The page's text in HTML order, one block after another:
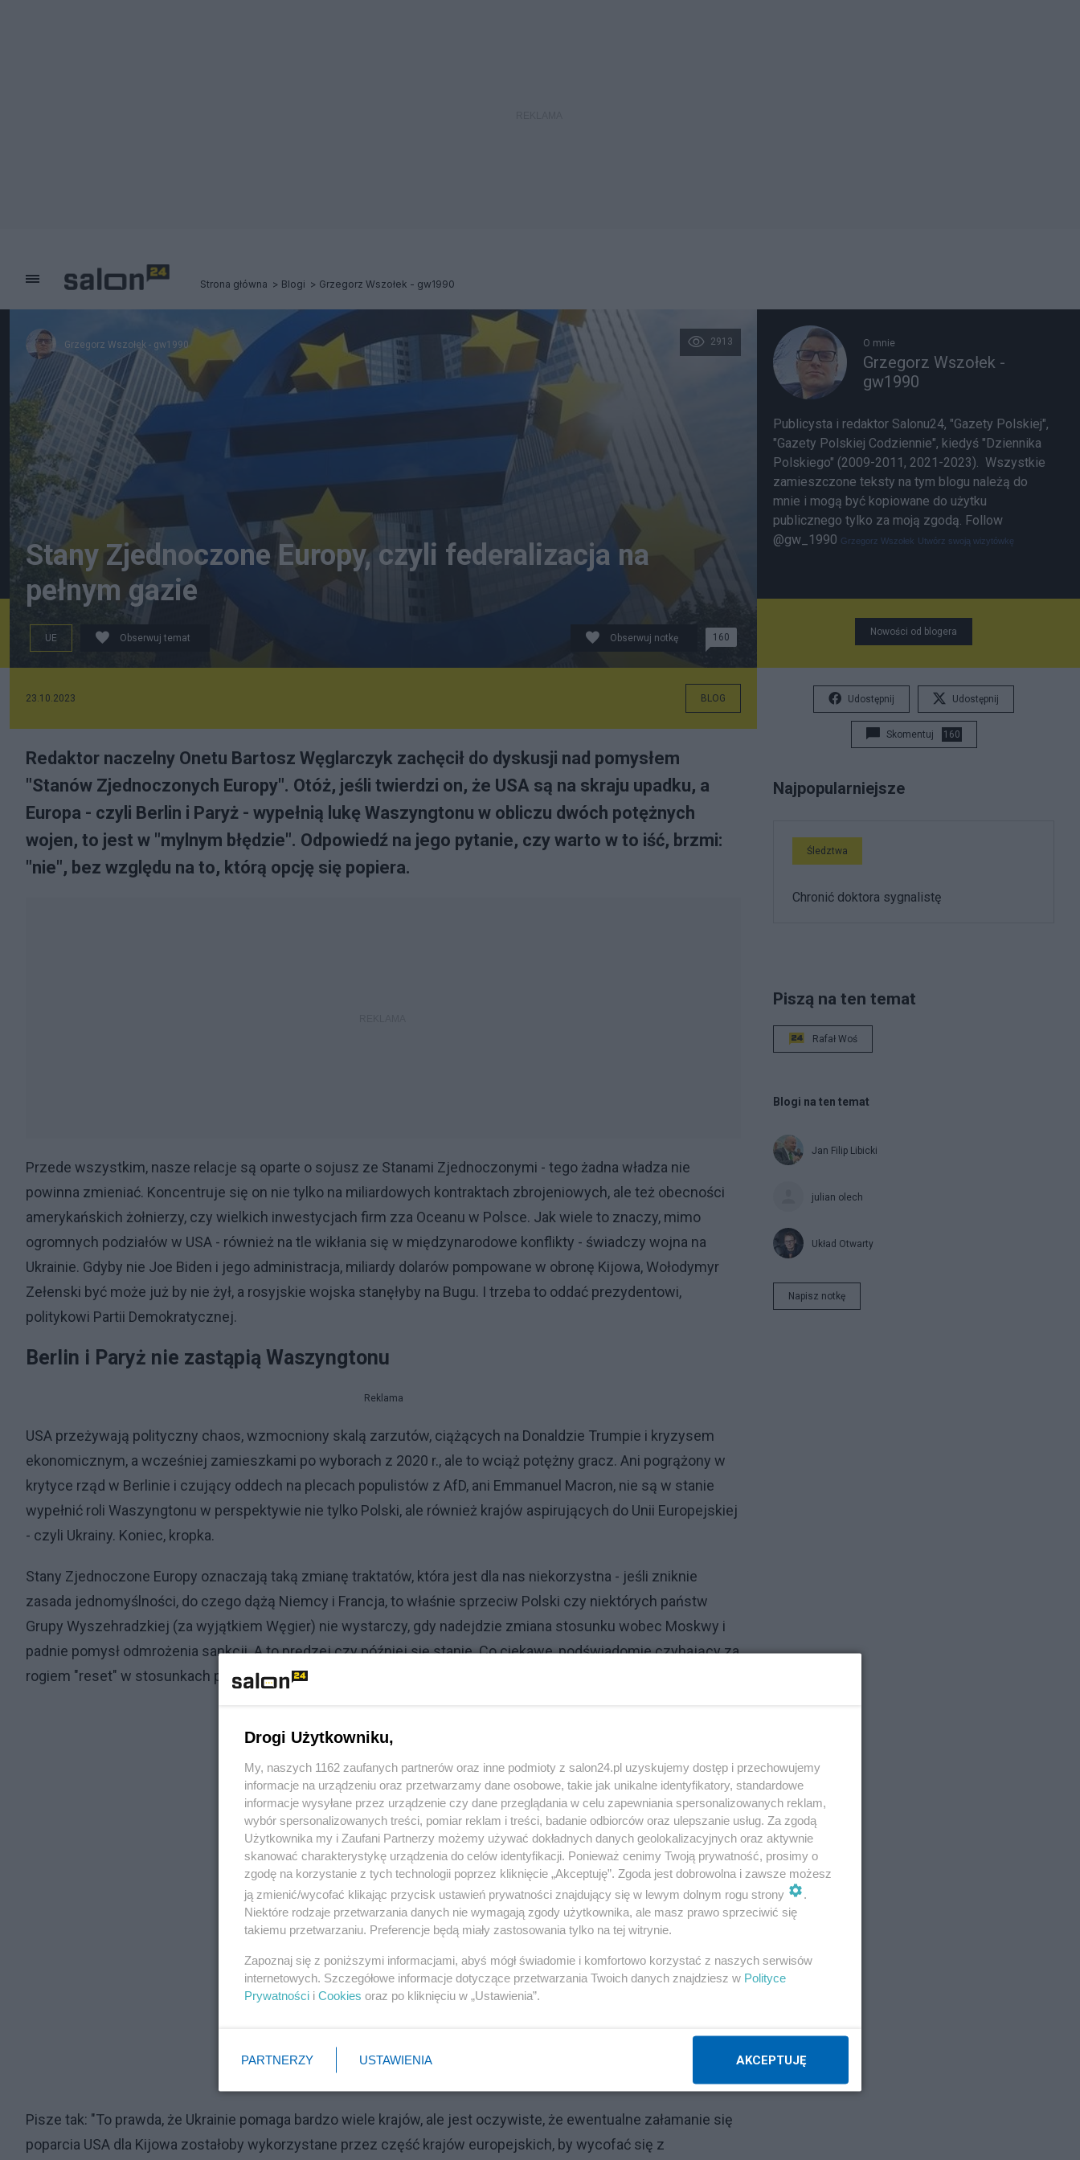
Strona główna Blogi Grzegorz Wszołek - gw1990
Grzegorz Wszołek - gw1990 2913
Stany Zjednoczone Europy, czyli federalizacja na
pełnym gazie
UE Obserwuj temat Obserwuj notkę 160
23.10.2023 BLOG
Redaktor naczelny Onetu Bartosz Węglarczyk zachęcił do dyskusji nad pomysłem
"Stanów Zjednoczonych Europy". Otóż, jeśli twierdzi on, że USA są na skraju upadku, a
Europa - czyli Berlin i Paryż - wypełnią lukę Waszyngtonu w obliczu dwóch potężnych
wojen, to jest w "mylnym błędzie". Odpowiedź na jego pytanie, czy warto w to iść, brzmi:
"nie", bez względu na to, którą opcję się popiera.
Przede wszystkim, nasze relacje są oparte o sojusz ze Stanami Zjednoczonymi - tego żadna władza nie
powinna zmieniać. Koncentruje się on nie tylko na miliardowych kontraktach zbrojeniowych, ale też obecności
amerykańskich żołnierzy, czy wielkich inwestycjach firm zza Oceanu w Polsce. Jak wiele to znaczy, mimo
ogromnych podziałów w USA - również na tle wikłania się w międzynarodowe konflikty - świadczy wojna na
Ukrainie. Gdyby nie Joe Biden i jego administracja, miliardy dolarów pompowane w obronę Kijowa, Wołodymyr
Zełenski być może już by nie żył, a rosyjskie wojska stanęłyby na Bugu. I trzeba to oddać prezydentowi,
politykowi Partii Demokratycznej.
Berlin i Paryż nie zastąpią Waszyngtonu
Reklama
USA przeżywają polityczny chaos, wzmocniony skalą zarzutów, ciążących na Donaldzie Trumpie i kryzysem
ekonomicznym, a wcześniej zamieszkami po wyborach z 2020 r., ale to wciąż potężny gracz. Ani pogrążony w
krytyce rząd w Berlinie i czujący oddech na plecach populistów z AfD, ani Emmanuel Macron, nie są w stanie
wypełnić roli Waszyngtonu w perspektywie nie tylko Polski, ale również krajów aspirujących do Unii Europejskiej
- czyli Ukrainy. Koniec, kropka.
Stany Zjednoczone Europy oznaczają taką zmianę traktatów, która jest dla nas niekorzystna - jeśli zniknie
zasada jednomyślności, do czego dążą Niemcy i Francja, to właśnie sprzeciw Polski czy niektórych państw
Grupy Wyszehradzkiej (za wyjątkiem Węgier) nie wystarczy, gdy nadejdzie zmiana stosunku wobec Moskwy i
padnie pomysł odmrożenia sankcji. A to prędzej czy później się stanie. Co ciekawe, podświadomie czyhający za
rogiem "reset" w stosunkach państw europejskich z Rosją dostrzega Węglarczyk.
Pisze tak: "To prawda, że Ukrainie pomaga bardzo wiele krajów, ale jest oczywiste, że ewentualne załamanie się
poparcia USA dla Kijowa zostałoby wykorzystane przez część krajów europejskich, by wycofać się z
O mnie
Grzegorz Wszołek -
gw1990
Publicysta i redaktor Salonu24, "Gazety Polskiej",
"Gazety Polskiej Codziennie", kiedyś "Dziennika
Polskiego" (2009-2011, 2021-2023). Wszystkie
zamieszczone teksty na tym blogu należą do
mnie i mogą być kopiowane do użytku
publicznego tylko za moją zgodą. Follow
@gw_1990 Grzegorz Wszołek Utwórz swoją wizytówkę
Nowości od blogera
Udostępnij Udostępnij
Skomentuj 160
Najpopularniejsze
Śledztwa
Chronić doktora sygnalistę
Piszą na ten temat
Rafał Woś
Blogi na ten temat
Jan Filip Libicki
julian olech
Układ Otwarty
Napisz notkę
Drogi Użytkowniku,
My, naszych 1162 zaufanych partnerów oraz inne podmioty z salon24.pl uzyskujemy dostęp i przechowujemy
informacje na urządzeniu oraz przetwarzamy dane osobowe, takie jak unikalne identyfikatory, standardowe
informacje wysyłane przez urządzenie czy dane przeglądania w celu zapewniania spersonalizowanych reklam,
wybór spersonalizowanych treści, pomiar reklam i treści, badanie odbiorców oraz ulepszanie usług. Za zgodą
Użytkownika my i Zaufani Partnerzy możemy używać dokładnych danych geolokalizacyjnych oraz aktywnie
skanować charakterystykę urządzenia do celów identyfikacji. Ponieważ cenimy Twoją prywatność, prosimy o
zgodę na korzystanie z tych technologii poprzez kliknięcie „Akceptuję”. Zgoda jest dobrowolna i zawsze możesz
ją zmienić/wycofać klikając przycisk ustawień prywatności znajdujący się w lewym dolnym rogu strony
.
Niektóre rodzaje przetwarzania danych nie wymagają zgody użytkownika, ale masz prawo sprzeciwić się
takiemu przetwarzaniu. Preferencje będą miały zastosowania tylko na tej witrynie.
Zapoznaj się z poniższymi informacjami, abyś mógł świadomie i komfortowo korzystać z naszych serwisów
internetowych. Szczegółowe informacje dotyczące przetwarzania Twoich danych znajdziesz w Polityce
Prywatności i Cookies oraz po kliknięciu w „Ustawienia”.
PARTNERZY USTAWIENIA AKCEPTUJĘ